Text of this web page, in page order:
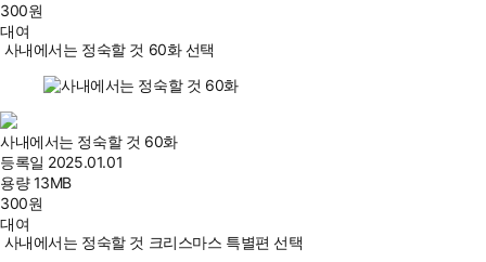
300원
대여
사내에서는 정숙할 것 60화 선택
사내에서는 정숙할 것 60화
등록일 2025.01.01
용량13MB
300원
대여
사내에서는 정숙할 것 크리스마스 특별편 선택